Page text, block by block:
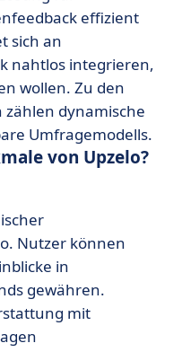
effizient
sich an
nahtlos integrieren,
wollen. Zu den
dynamische
Umfragemodells.
von Upzelo?
Nutzer können
in
gewähren.
mit